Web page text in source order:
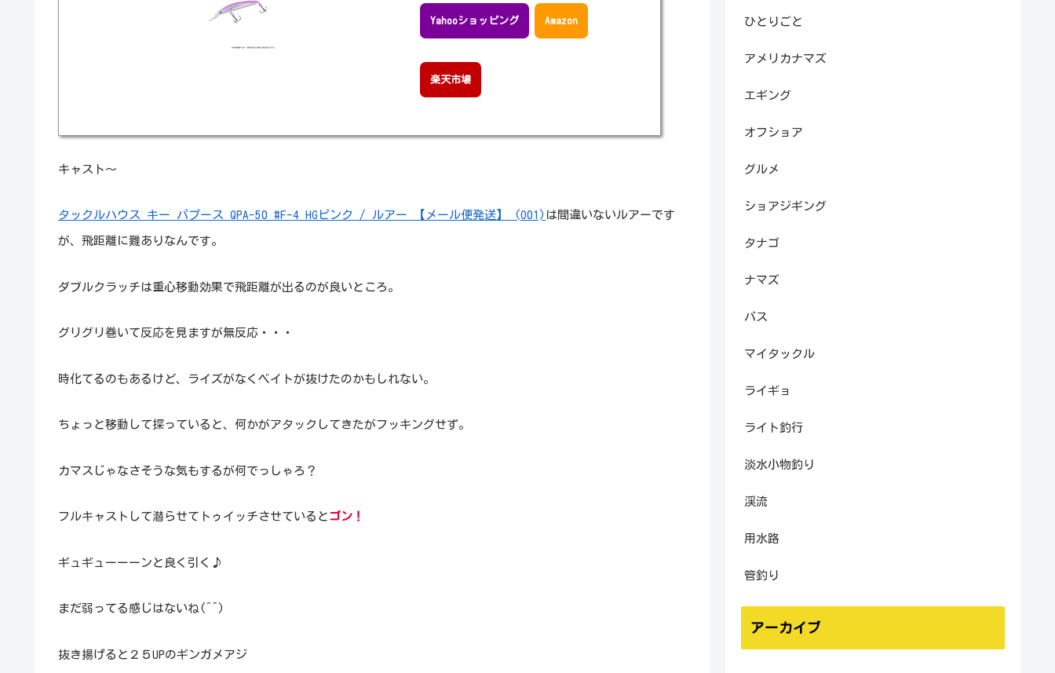
Yahooショッピング Amazon
楽天市場
キャスト～
タックルハウス キー パプース QPA-50 #F-4 HGピンク / ルアー 【メール便発送】 (O01) は間違いないルアーです
が、飛距離に難ありなんです。
ダブルクラッチは重心移動効果で飛距離が出るのが良いところ。
グリグリ巻いて反応を見ますが無反応・・・
時化てるのもあるけど、ライズがなくベイトが抜けたのかもしれない。
ちょっと移動して探っていると、何かがアタックしてきたがフッキングせず。
カマスじゃなさそうな気もするが何でっしゃろ？
フルキャストして潜らせてトゥイッチさせていると ゴン！
ギュギューーーンと良く引く♪
まだ弱ってる感じはないね(^^)
抜き揚げると２５UPのギンガメアジ
ひとりごと
アメリカナマズ
エギング
オフショア
グルメ
ショアジギング
タナゴ
ナマズ
バス
マイタックル
ライギョ
ライト釣行
淡水小物釣り
渓流
用水路
管釣り
アーカイブ